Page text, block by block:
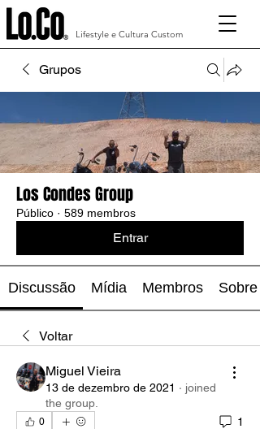
Lifestyle e Cultura Custom
Grupos
Los Condes Group
Público · 589 membros
Entrar
Discussão Mídia Membros Sobre
Voltar
Miguel Vieira
13 de dezembro de 2021 · joined
the group.
0 1